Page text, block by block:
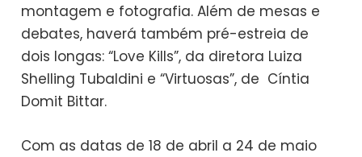
montagem e fotografia. Além de mesas e
debates, haverá também pré-estreia de
dois longas: “Love Kills”, da diretora Luiza
Shelling Tubaldini e “Virtuosas”, de Cíntia
Domit Bittar.
Com as datas de 18 de abril a 24 de maio